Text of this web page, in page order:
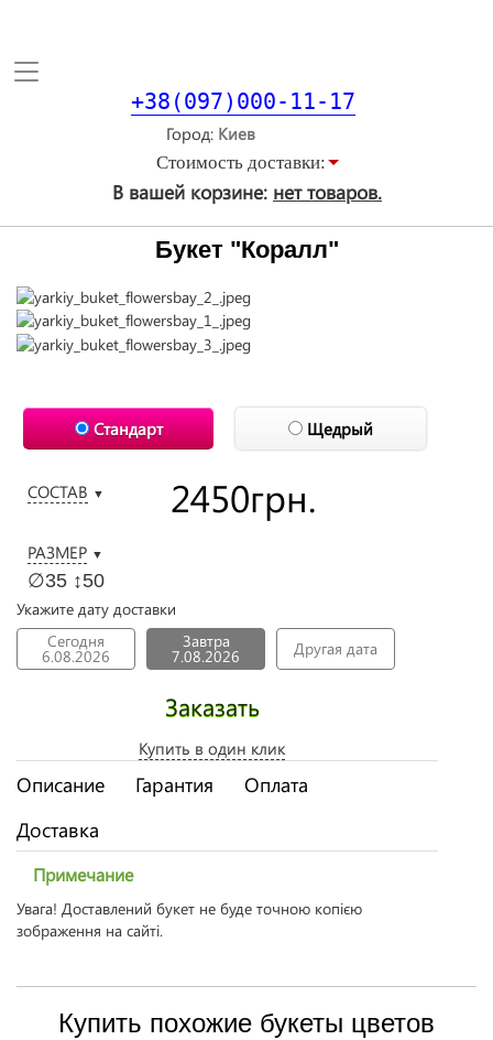
Toggle
+38(097)000-11-17
Город
Стоимость доставки:
В вашей корзине: нет товаров.
Букет "Коралл"
Стандарт Щедрый
СОСТАВ ▼
РАЗМЕР ▼
∅35 ↕50
2450грн.
Укажите дату доставки
Сегодня
6.08.2026
Завтра
7.08.2026 Другая дата
Заказать
Купить в один клик
Описание Гарантия
Оплата
Доставка
Примечание
Увага! Доставлений букет не буде точною копією
зображення на сайті.
Купить похожие букеты цветов